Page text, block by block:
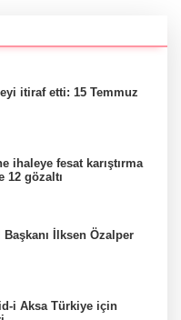
itiraf etti: 15 Temmuz
ihaleye fesat karıştırma
12 gözaltı
İlksen Özalper
i Aksa Türkiye için